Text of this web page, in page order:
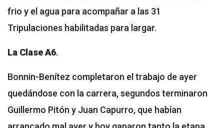
frio y el agua para acompañar a las 31
Tripulaciones habilitadas para largar.
La Clase A6.
Bonnin-Benítez completaron el trabajo de ayer
quedándose con la carrera, segundos terminaron
Guillermo Pitón y Juan Capurro, que habían